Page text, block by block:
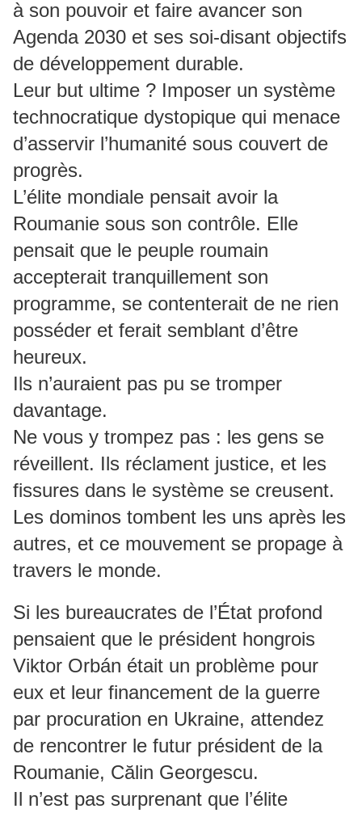
à son pouvoir et faire avancer son
Agenda 2030 et ses soi-disant objectifs
de développement durable.
Leur but ultime ? Imposer un système
technocratique dystopique qui menace
d’asservir l’humanité sous couvert de
progrès.
L’élite mondiale pensait avoir la
Roumanie sous son contrôle. Elle
pensait que le peuple roumain
accepterait tranquillement son
programme, se contenterait de ne rien
posséder et ferait semblant d’être
heureux.
Ils n’auraient pas pu se tromper
davantage.
Ne vous y trompez pas : les gens se
réveillent. Ils réclament justice, et les
fissures dans le système se creusent.
Les dominos tombent les uns après les
autres, et ce mouvement se propage à
travers le monde.
Si les bureaucrates de l’État profond
pensaient que le président hongrois
Viktor Orbán était un problème pour
eux et leur financement de la guerre
par procuration en Ukraine, attendez
de rencontrer le futur président de la
Roumanie, Călin Georgescu.
Il n’est pas surprenant que l’élite